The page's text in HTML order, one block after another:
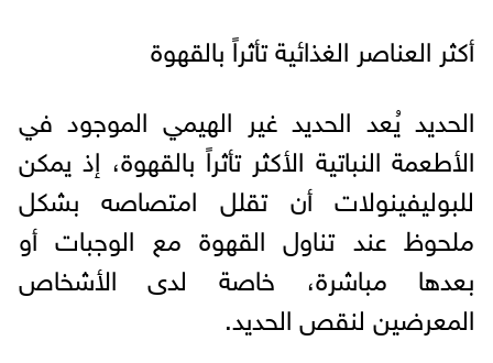
أكثر العناصر الغذائية تأثراً بالقهوة
الحديد يُعد الحديد غير الهيمي الموجود في
الأطعمة النباتية الأكثر تأثراً بالقهوة، إذ يمكن
للبوليفينولات أن تقلل امتصاصه بشكل
ملحوظ عند تناول القهوة مع الوجبات أو
بعدها مباشرة، خاصة لدى الأشخاص
المعرضين لنقص الحديد.